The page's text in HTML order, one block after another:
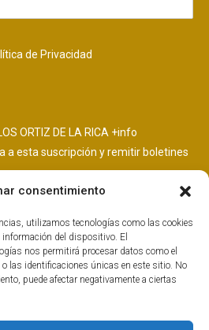
consentimiento
utilizamos tecnologías como las cookies
información del dispositivo. El
nos permitirá procesar datos como el
las identificaciones únicas en este sitio. No
puede afectar negativamente a ciertas
de Privacidad
ORTIZ DE LA RICA +info
a esta suscripción y remitir boletines
del interesado+info
en EEUU y suscrita al EU
que puedes ejercer como explicamos